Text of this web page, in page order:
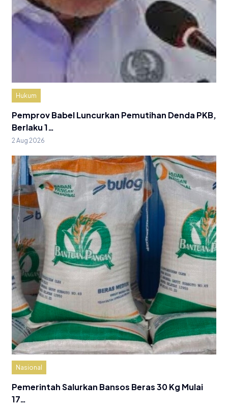
Hukum
Pemprov Babel Luncurkan Pemutihan Denda PKB,
Berlaku 1…
2 Aug 2026
Nasional
Pemerintah Salurkan Bansos Beras 30 Kg Mulai
17…